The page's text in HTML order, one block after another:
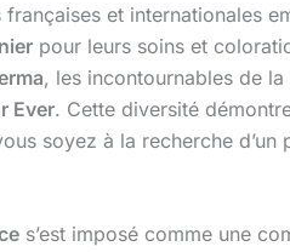
et internationales
pour leurs soins et
, les incontournables de
Ever. Cette diversité
soyez à la recherche d’un
s’est imposé comme une